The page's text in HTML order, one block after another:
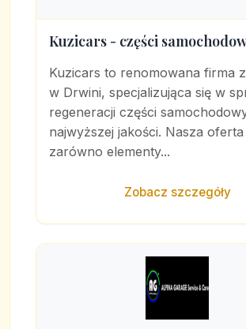
Kuzicars - części
Kuzicars to renomowana firma
w Drwini, specjalizująca się w
regeneracji części
najwyższej jakości. Nasza
zarówno elementy...
Zobacz szczegóły